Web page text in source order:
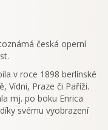
česká operní
v roce 1898 berlínské
Vídni, Praze či Paříži.
mj. po boku Enrica
svému vyobrazení